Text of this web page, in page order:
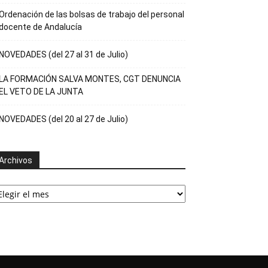
de las bolsas de trabajo del personal
de Andalucía
NOVEDADES (del 27 al 31 de Julio)
LA FORMACIÓN SALVA MONTES, CGT DENUNCIA
EL VETO DE LA JUNTA
NOVEDADES (del 20 al 27 de Julio)